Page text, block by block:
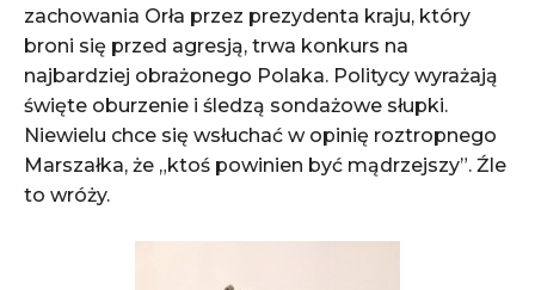
zachowania Orła przez prezydenta kraju, który
broni się przed agresją, trwa konkurs na
najbardziej obrażonego Polaka. Politycy wyrażają
święte oburzenie i śledzą sondażowe słupki.
Niewielu chce się wsłuchać w opinię roztropnego
Marszałka, że „ktoś powinien być mądrzejszy”. Źle
to wróży.